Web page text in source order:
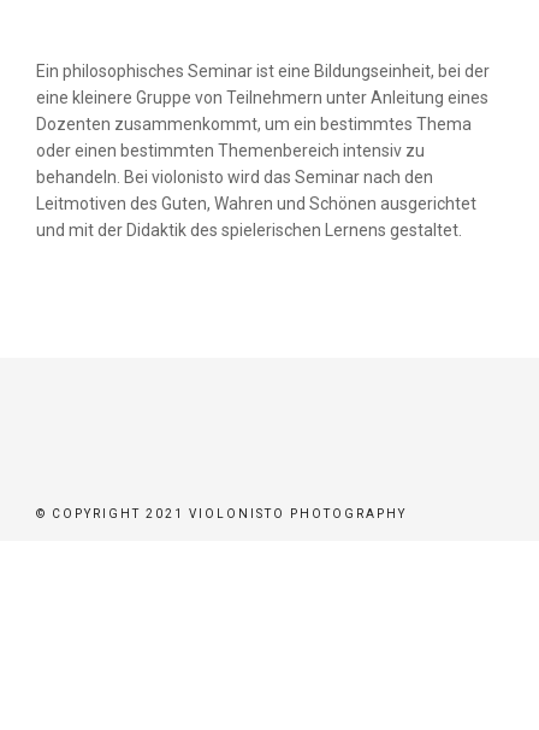
Ein philosophisches Seminar ist eine Bildungseinheit, bei der
eine kleinere Gruppe von Teilnehmern unter Anleitung eines
Dozenten zusammenkommt, um ein bestimmtes Thema
oder einen bestimmten Themenbereich intensiv zu
behandeln. Bei violonisto wird das Seminar nach den
Leitmotiven des Guten, Wahren und Schönen ausgerichtet
und mit der Didaktik des spielerischen Lernens gestaltet.
© COPYRIGHT 2021 VIOLONISTO PHOTOGRAPHY